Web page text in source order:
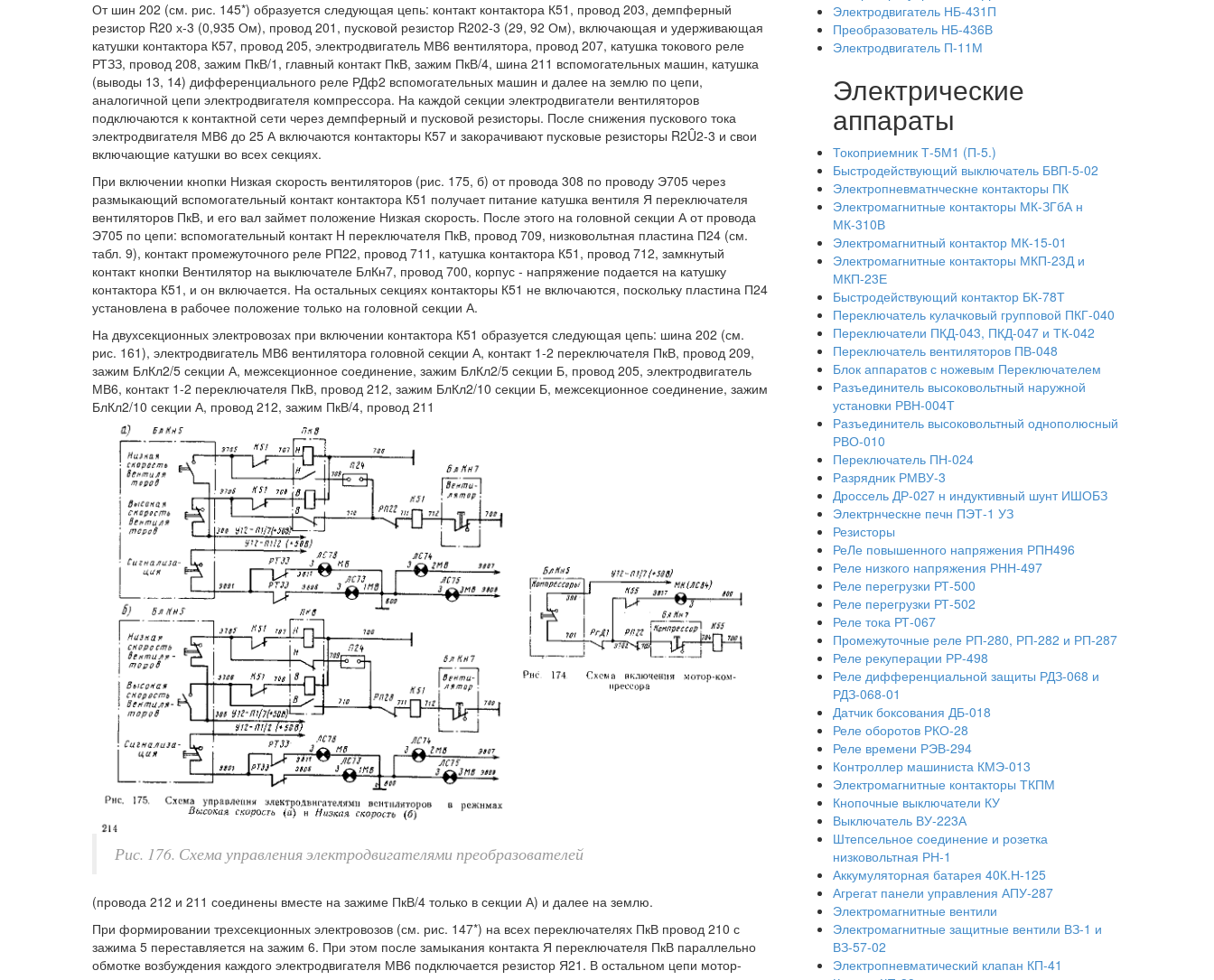
От шин 202 (см. рис. 145*) образуется следующая цепь: контакт контактора К51, провод 203, демпферный
резистор R20 х-3 (0,935 Ом), провод 201, пусковой резистор R202-3 (29, 92 Ом), включающая и удерживающая
катушки контактора К57, провод 205, электродвигатель МВ6 вентилятора, провод 207, катушка токового реле
РТЗЗ, провод 208, зажим ПкВ/1, главный контакт ПкВ, зажим ПкВ/4, шина 211 вспомогательных машин, катушка
(выводы 13, 14) дифференциального реле РДф2 вспомогательных машин и далее на землю по цепи,
аналогичной цепи электродвигателя компрессора. На каждой секции электродвигатели вентиляторов
подключаются к контактной сети через демпферный и пусковой резисторы. После снижения пускового тока
электродвигателя МВ6 до 25 А включаются контакторы К57 и закорачивают пусковые резисторы R2Û2-3 и свои
включающие катушки во всех секциях.
При включении кнопки Низкая скорость вентиляторов (рис. 175, б) от провода 308 по проводу Э705 через
размыкающий вспомогательный контакт контактора К51 получает питание катушка вентиля Я переключателя
вентиляторов ПкВ, и его вал займет положение Низкая скорость. После этого на головной секции А от провода
Э705 по цепи: вспомогательный контакт H переключателя ПкВ, провод 709, низковольтная пластина П24 (см.
табл. 9), контакт промежуточного реле РП22, провод 711, катушка контактора К51, провод 712, замкнутый
контакт кнопки Вентилятор на выключателе БлКн7, провод 700, корпус - напряжение подается на катушку
контактора К51, и он включается. На остальных секциях контакторы К51 не включаются, поскольку пластина П24
установлена в рабочее положение только на головной секции А.
На двухсекционных электровозах при включении контактора К51 образуется следующая цепь: шина 202 (см.
рис. 161), электродвигатель МВ6 вентилятора головной секции А, контакт 1-2 переключателя ПкВ, провод 209,
зажим БлКл2/5 секции А, межсекционное соединение, зажим БлКл2/5 секции Б, провод 205, электродвигатель
МВ6, контакт 1-2 переключателя ПкВ, провод 212, зажим БлКл2/10 секции Б, межсекционное соединение, зажим
БлКл2/10 секции А, провод 212, зажим ПкВ/4, провод 211
Рис. 176. Схема управления электродвигателями преобразователей
(провода 212 и 211 соединены вместе на зажиме ПкВ/4 только в секции А) и далее на землю.
При формировании трехсекционных электровозов (см. рис. 147*) на всех переключателях ПкВ провод 210 с
зажима 5 переставляется на зажим 6. При этом после замыкания контакта Я переключателя ПкВ параллельно
обмотке возбуждения каждого электродвигателя МВ6 подключается резистор Я21. В остальном цепи мотор-
Электродвигатель НБ-431П
Преобразователь НБ-436В
Электродвигатель П-11М
Электрические
аппараты
Токоприемник Т-5М1 (П-5.)
Быстродействующий выключатель БВП-5-02
Электропневматнческне контакторы ПК
Электромагнитные контакторы МК-ЗГбА н
МК-310В
Электромагнитный контактор МК-15-01
Электромагнитные контакторы МКП-23Д и
МКП-23Е
Быстродействующий контактор БК-78Т
Переключатель кулачковый групповой ПКГ-040
Переключатели ПКД-043, ПКД-047 и ТК-042
Переключатель вентиляторов ПВ-048
Блок аппаратов с ножевым Переключателем
Разъединитель высоковольтный наружной
установки РВН-004Т
Разъединитель высоковольтный однополюсный
РВО-010
Переключатель ПН-024
Разрядник РМВУ-3
Дроссель ДР-027 н индуктивный шунт ИШОБЗ
Электрнческне печн ПЭТ-1 УЗ
Резисторы
РеЛе повышенного напряжения РПН496
Реле низкого напряжения РНН-497
Реле перегрузки РТ-500
Реле перегрузки РТ-502
Реле тока РТ-067
Промежуточные реле РП-280, РП-282 и РП-287
Реле рекуперации РР-498
Реле дифференциальной защиты РДЗ-068 и
РДЗ-068-01
Датчик боксования ДБ-018
Реле оборотов РКО-28
Реле времени РЭВ-294
Контроллер машиниста КМЭ-013
Электромагнитные контакторы ТКПМ
Кнопочные выключатели КУ
Выключатель ВУ-223А
Штепсельное соединение и розетка
низковольтная РН-1
Аккумуляторная батарея 40К.Н-125
Агрегат панели управления АПУ-287
Электромагнитные вентили
Электромагнитные защитные вентили ВЗ-1 и
ВЗ-57-02
Электропневматический клапан КП-41